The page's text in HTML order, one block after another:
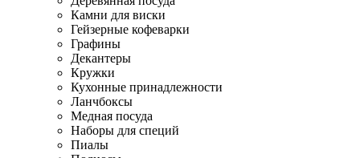
Камни для виски
Гейзерные кофеварки
Графины
Декантеры
Кружки
Кухонные принадлежности
Ланчбоксы
Медная посуда
Наборы для специй
Пиалы